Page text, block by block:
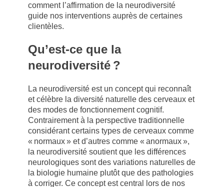
comment l’affirmation de la neurodiversité
guide nos interventions auprès de certaines
clientèles.
Qu’est-ce que la
neurodiversité ?
La neurodiversité est un concept qui reconnaît
et célèbre la diversité naturelle des cerveaux et
des modes de fonctionnement cognitif.
Contrairement à la perspective traditionnelle
considérant certains types de cerveaux comme
« normaux » et d’autres comme « anormaux »,
la neurodiversité soutient que les différences
neurologiques sont des variations naturelles de
la biologie humaine plutôt que des pathologies
à corriger. Ce concept est central lors de nos